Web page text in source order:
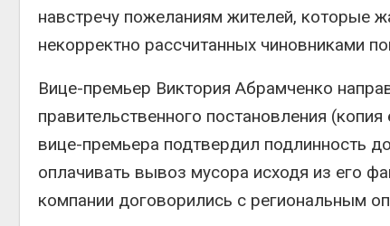
навстречу пожеланиям жителей, которые
некорректно рассчитанных чиновниками
Вице-премьер Виктория Абрамченко
правительственного постановления
вице-премьера подтвердил подлинность
оплачивать вывоз мусора исходя из его
компании договорились с региональным
Авг 6, 2026
стоимость установки
солнечных панелей
бизнеса
Москвариум отметит
летие трёхдневным
фестивалем